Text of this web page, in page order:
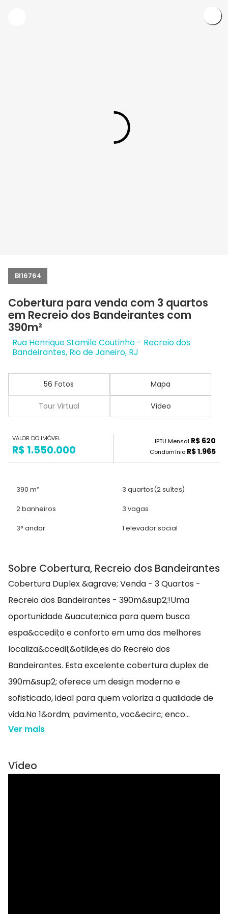
BI16764
Cobertura para venda com 3 quartos
em Recreio dos Bandeirantes com
390m²
Rua Henrique Stamile Coutinho - Recreio dos
Bandeirantes, Rio de Janeiro, RJ
56 Fotos Mapa
Tour Virtual Vídeo
VALOR DO IMÓVEL
R$ 1.550.000
IPTU Mensal R$ 620
Condomínio R$ 1.965
390 m² 3 quartos(2 suítes)
2 banheiros 3 vagas
3° andar 1 elevador social
Sobre Cobertura, Recreio dos Bandeirantes
Cobertura Duplex &agrave; Venda - 3 Quartos -
Recreio dos Bandeirantes - 390m&sup2;!Uma
oportunidade &uacute;nica para quem busca
espa&ccedil;o e conforto em uma das melhores
localiza&ccedil;&otilde;es do Recreio dos
Bandeirantes. Esta excelente cobertura duplex de
390m&sup2; oferece um design moderno e
sofisticado, ideal para quem valoriza a qualidade de
vida.No 1&ordm; pavimento, voc&ecirc; enco...
Ver mais
Vídeo